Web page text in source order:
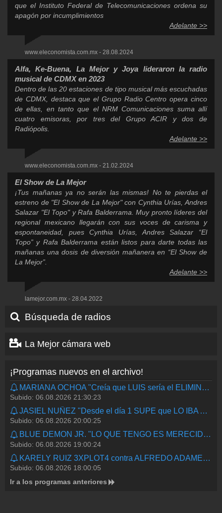
que el Instituto Federal de Telecomunicaciones ordena su
apagón por incumplimientos
Adelante >>
www.eleconomista.com.mx - 28.08.2024
Alfa, Ke-Buena, La Mejor y Joya lideraron la radio
musical de CDMX en 2023
Dentro de las 20 estaciones de tipo musical más escuchadas
de CDMX, destaca que el Grupo Radio Centro opera cinco
de ellas, en tanto que el NRM Comunicaciones suma allí
cuatro emisoras, por tres del Grupo ACIR y dos de
Radiópolis.
Adelante >>
www.eleconomista.com.mx - 21.02.2024
El Show de La Mejor
¡Tus mañanas ya no serán las mismas! No te pierdas el
estreno de "El Show de La Mejor" con Cynthia Urías, Andres
Salazar "El Topo" y Rafa Balderrama. Muy pronto líderes del
regional mexicano llegarán con sus voces de carisma y
espontaneidad, pues Cynthia Urías, Andres Salazar “El
Topo” y Rafa Balderrama están listos para darte todas las
mañanas una dosis de diversión mañanera en “El Show de
La Mejor”.
Adelante >>
lamejor.com.mx - 28.04.2022
Búsqueda de radios
La Mejor cámara web
¡Programas nuevos en el archivo!
MARIANA OCHOA "Creía que LUIS sería el ELIMINADO" LCDLFM | LA MEJOR CASA | LA MEJOR
Subido: 06.08.2026 21:30:23
JASIEL NUÑEZ "Desde el día 1 SUPE que LO IBA A LOGRAR" | ANDRÉS SALAZAR | LA TOPOGUARIDA | LA MEJOR
Subido: 06.08.2026 20:00:25
BLUE DEMON JR. "LO QUE TENGO ES MERECIDO Y GANADO" | LA MEJOR
Subido: 06.08.2026 19:00:24
KARELY RUIZ 3XPLOT4 contra ALFREDO ADAME | LA MEJOR
Subido: 06.08.2026 18:00:05
Ir a los programas anteriores